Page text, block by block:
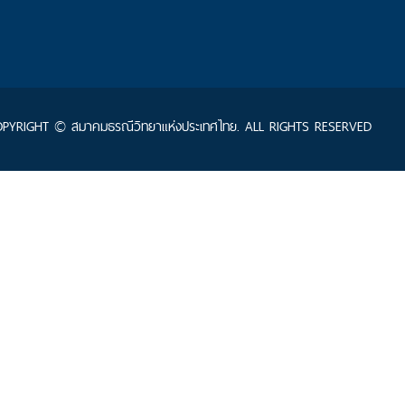
© สมาคมธรณีวิทยาแห่งประเทศไทย. ALL RIGHTS RESERVED